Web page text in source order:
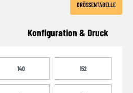
GRÖSSENTABELLE
Konfiguration & Druck
140 152